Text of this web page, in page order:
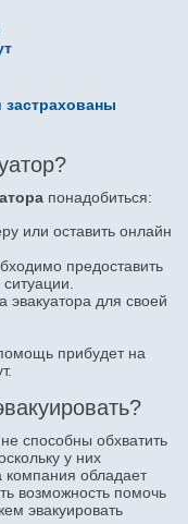
понадобиться:
или оставить онлайн
предоставить
эвакуатора для своей
прибудет на
способны обхватить
у них
компания обладает
возможность помочь
эвакуировать